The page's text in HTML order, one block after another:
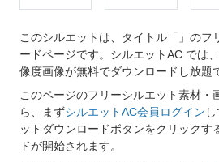
このシルエットは、タイトル「」のフ
ードページです。シルエットAC では
像度画像が無料でダウンロードし放題
このページのフリーシルエット素材・
ら、まずシルエットAC会員ログイン
ットダウンロードボタンをクリックす
ドが開始されます。